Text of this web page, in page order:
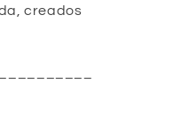
creados